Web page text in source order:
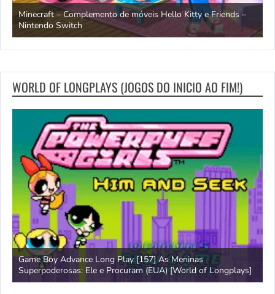
Minecraft – Complemento de móveis Hello Kitty e Friends –
Nintendo Switch
WORLD OF LONGPLAYS (JOGOS DO INICIO AO FIM!)
Game Boy Advance Long Play [157] As Meninas
Superpoderosas: Ele e Procuram (EUA) [World of Longplays]